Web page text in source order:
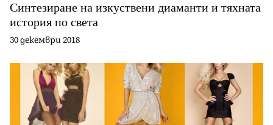
Синтезиране на изкуствени диаманти и тяхната
история по света
30 декември 2018